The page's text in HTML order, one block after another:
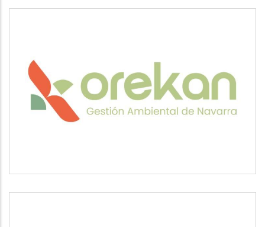
OREKAN
Medio ambiente